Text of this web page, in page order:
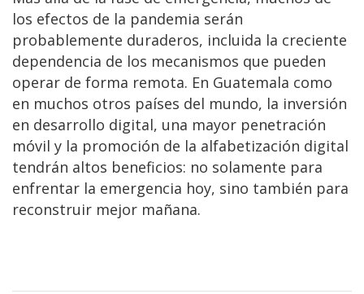
los efectos de la pandemia serán
probablemente duraderos, incluida la creciente
dependencia de los mecanismos que pueden
operar de forma remota. En Guatemala como
en muchos otros países del mundo, la inversión
en desarrollo digital, una mayor penetración
móvil y la promoción de la alfabetización digital
tendrán altos beneficios: no solamente para
enfrentar la emergencia hoy, sino también para
reconstruir mejor mañana.